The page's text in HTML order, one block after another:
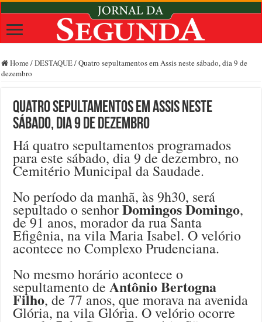
Home /DESTAQUE/Quatro sepultamentos em Assis neste sábado, dia 9 de
dezembro
Quatro sepultamentos em Assis neste
sábado, dia 9 de dezembro
Há quatro sepultamentos programados
para este sábado, dia 9 de dezembro, no
Cemitério Municipal da Saudade.
No período da manhã, às 9h30, será
sepultado o senhorDomingos Domingo,
de 91 anos, morador da rua Santa
Efigênia, na vila Maria Isabel. O velório
acontece no Complexo Prudenciana.
No mesmo horário acontece o
sepultamento deAntônio Bertogna
Filho, de 77 anos, que morava na avenida
Glória, na vila Glória. O velório ocorre